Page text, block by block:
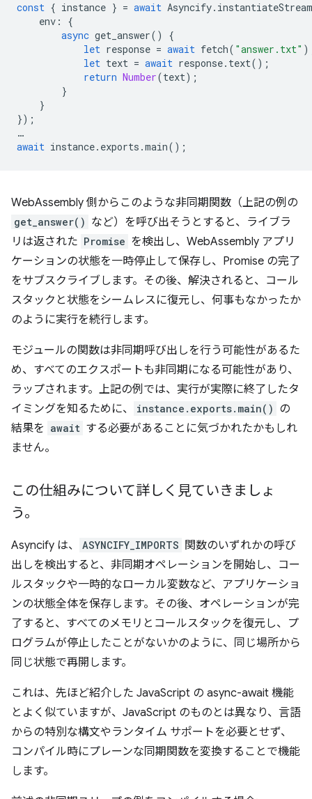
const { instance } = await Asyncify.
env :
{
async get_answer()
{
let response = await fetch( "answer.txt"
let text = await response. text();
return Number(text);
}
}
});
…
await instance. exports .main();
WebAssembly 側からこのような非同期関数（上記の例の
get_answer() など）を呼び出そうとすると、ライブラ
リは返された Promise を検出し、WebAssembly アプリ
ケーションの状態を一時停止して保存し、Promise の完了
をサブスクライブします。その後、解決されると、コール
スタックと状態をシームレスに復元し、何事もなかったか
のように実行を続行します。
モジュールの関数は非同期呼び出しを行う可能性があるた
め、すべてのエクスポートも非同期になる可能性があり、
ラップされます。上記の例では、実行が実際に終了したタ
イミングを知るために、
instance.exports.main() の
結果を await する必要があることに気づかれたかもしれ
ません。
この仕組みについて詳しく見ていきましょ
う。
Asyncify は、 ASYNCIFY_IMPORTS 関数のいずれかの呼び
出しを検出すると、非同期オペレーションを開始し、コー
ルスタックや一時的なローカル変数など、アプリケーショ
ンの状態全体を保存します。その後、オペレーションが完
了すると、すべてのメモリとコールスタックを復元し、プ
ログラムが停止したことがないかのように、同じ場所から
同じ状態で再開します。
これは、先ほど紹介した JavaScript の async-await 機能
とよく似ていますが、JavaScript のものとは異なり、言語
からの特別な構文やランタイム サポートを必要とせず、
コンパイル時にプレーンな同期関数を変換することで機能
します。